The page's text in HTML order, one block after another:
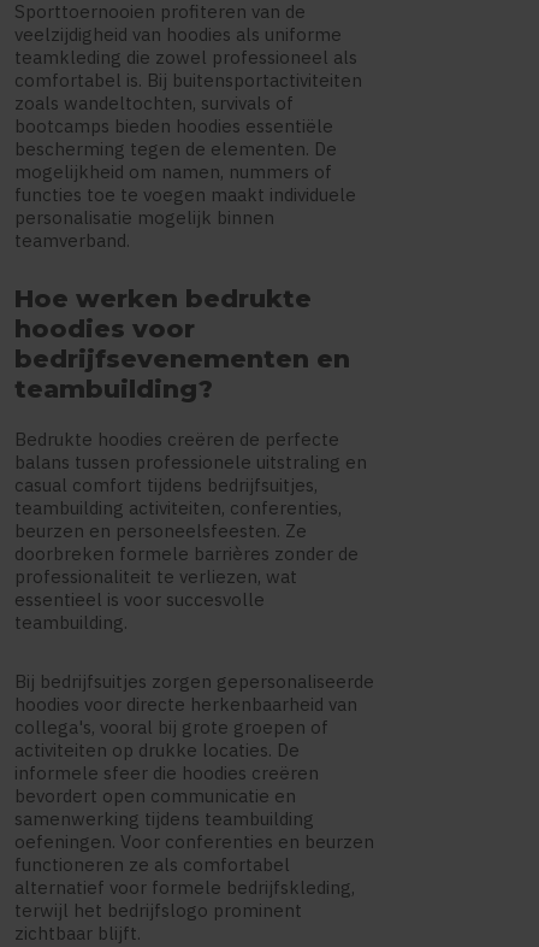
Sporttoernooien profiteren van de
veelzijdigheid van hoodies als uniforme
teamkleding die zowel professioneel als
comfortabel is. Bij buitensportactiviteiten
zoals wandeltochten, survivals of
bootcamps bieden hoodies essentiële
bescherming tegen de elementen. De
mogelijkheid om namen, nummers of
functies toe te voegen maakt individuele
personalisatie mogelijk binnen
teamverband.
Hoe werken bedrukte
hoodies voor
bedrijfsevenementen en
teambuilding?
Bedrukte hoodies creëren de perfecte
balans tussen professionele uitstraling en
casual comfort tijdens bedrijfsuitjes,
teambuilding activiteiten, conferenties,
beurzen en personeelsfeesten. Ze
doorbreken formele barrières zonder de
professionaliteit te verliezen, wat
essentieel is voor succesvolle
teambuilding.
Bij bedrijfsuitjes zorgen gepersonaliseerde
hoodies voor directe herkenbaarheid van
collega's, vooral bij grote groepen of
activiteiten op drukke locaties. De
informele sfeer die hoodies creëren
bevordert open communicatie en
samenwerking tijdens teambuilding
oefeningen. Voor conferenties en beurzen
functioneren ze als comfortabel
alternatief voor formele bedrijfskleding,
terwijl het bedrijfslogo prominent
zichtbaar blijft.